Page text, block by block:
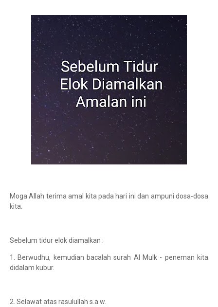
Moga Allah terima amal kita pada hari ini dan ampuni dosa-dosa
kita.
Sebelum tidur elok diamalkan :
1. Berwudhu, kemudian bacalah surah Al Mulk - peneman kita
didalam kubur.
2. Selawat atas rasulullah s.a.w.